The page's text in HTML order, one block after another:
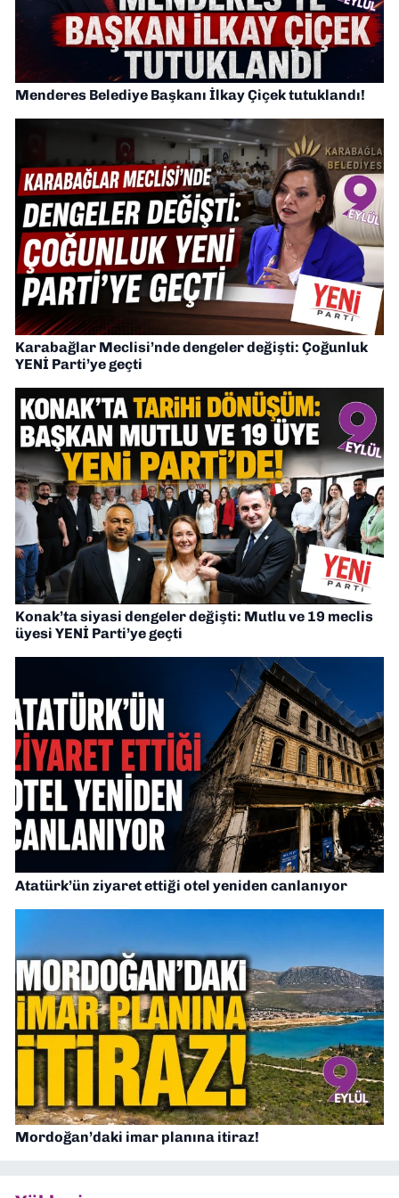
Menderes Belediye Başkanı İlkay Çiçek tutuklandı!
Karabağlar Meclisi’nde dengeler değişti: Çoğunluk
YENİ Parti’ye geçti
Konak’ta siyasi dengeler değişti: Mutlu ve 19 meclis
üyesi YENİ Parti’ye geçti
Atatürk’ün ziyaret ettiği otel yeniden canlanıyor
Mordoğan’daki imar planına itiraz!